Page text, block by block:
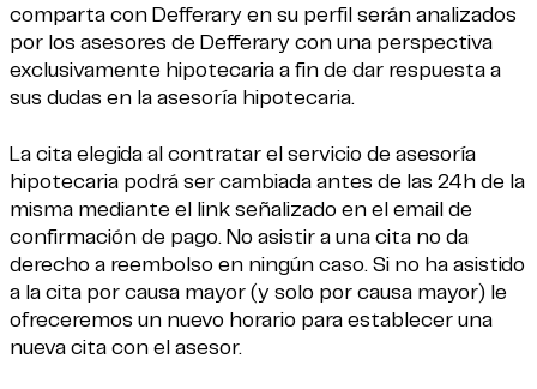
comparta con Defferary en su perfil serán analizados
por los asesores de Defferary con una perspectiva
exclusivamente hipotecaria a fin de dar respuesta a
sus dudas en la asesoría hipotecaria.
La cita elegida al contratar el servicio de asesoría
hipotecaria podrá ser cambiada antes de las 24h de la
misma mediante el link señalizado en el email de
confirmación de pago. No asistir a una cita no da
derecho a reembolso en ningún caso. Si no ha asistido
a la cita por causa mayor (y solo por causa mayor) le
ofreceremos un nuevo horario para establecer una
nueva cita con el asesor.